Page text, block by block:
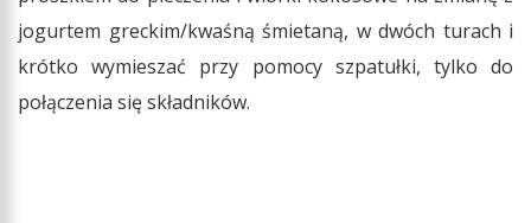
jogurtem greckim/kwaśną śmietaną, w dwóch turach i
krótko wymieszać przy pomocy szpatułki, tylko do
połączenia się składników.